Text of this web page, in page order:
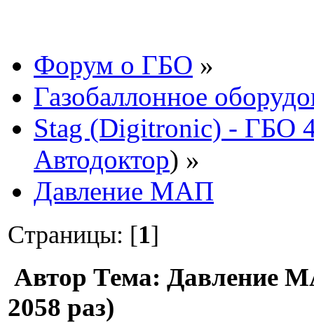
Форум о ГБО »
Газобаллонное
Stag (Digitronic) - ГБО
Автодоктор) »
Давление МАП
Страницы: [1]
Автор Тема: Давление
2058 раз)